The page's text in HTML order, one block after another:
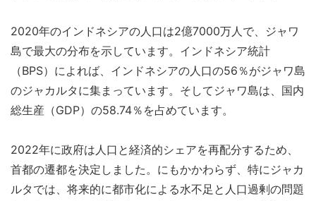
2020年のインドネシアの人口は2億7000万人で、ジャワ
島で最大の分布を示しています。インドネシア統計
（BPS）によれば、インドネシアの人口の56％がジャワ島
のジャカルタに集まっています。そしてジャワ島は、国内
総生産（GDP）の58.74％を占めています。
2022年に政府は人口と経済的シェアを再配分するため、
首都の遷都を決定しました。にもかかわらず、特にジャカ
ルタでは、将来的に都市化による水不足と人口過剰の問題